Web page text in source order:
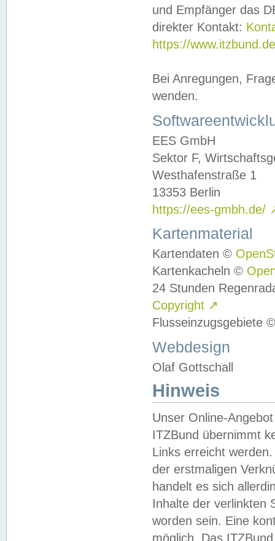
und Empfänger das
direkter Kontakt:
https://
Bei Anregungen,
wenden.
EES GmbH
Sektor F,
Westhafenstraße 1
13353 Berlin
https://ees-gmbh.de/
Kartenmaterial
Kartendaten ©
Kartenkacheln ©
24 Stunden
Copyright ↗
Flusseinzugsgebiete
Webdesign
Olaf Gottschall
Hinweis
Unser Online-
ITZBund übernimmt
Links erreicht
der erstmaligen
handelt es sich
Inhalte der verlinkten
worden sein. Eine
möglich. Das